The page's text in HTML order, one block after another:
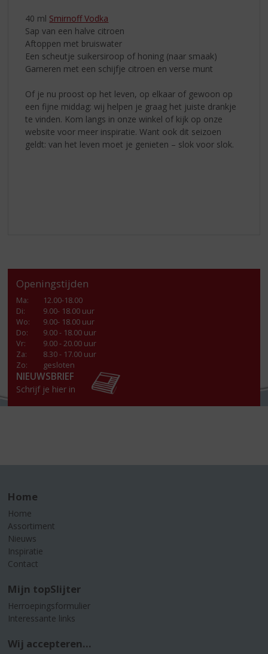
40 ml Smirnoff Vodka
Sap van een halve citroen
Aftoppen met bruiswater
Een scheutje suikersiroop of honing (naar smaak)
Garneren met een schijfje citroen en verse munt
Of je nu proost op het leven, op elkaar of gewoon op
een fijne middag: wij helpen je graag het juiste drankje
te vinden. Kom langs in onze winkel of kijk op onze
website voor meer inspiratie. Want ook dit seizoen
geldt: van het leven moet je genieten – slok voor slok.
Openingstijden
Ma:
12.00-18.00
Di:
9.00- 18.00 uur
Wo:
9.00- 18.00 uur
Do:
9.00 - 18.00 uur
Vr:
9.00 - 20.00 uur
Za:
8.30 - 17.00 uur
Zo:
gesloten
NIEUWSBRIEF
Schrijf je hier in
Home
Home
Assortiment
Nieuws
Inspiratie
Contact
Mijn topSlijter
Herroepingsformulier
Interessante links
Wij accepteren...